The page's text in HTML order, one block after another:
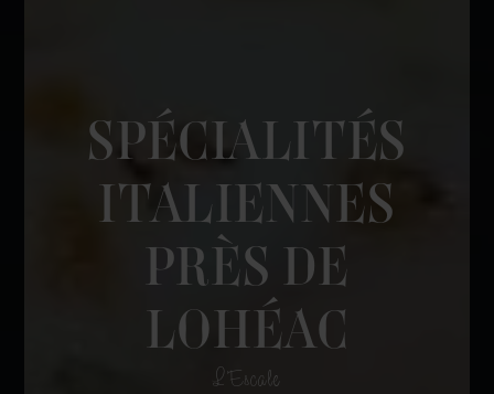
SPÉCIALITÉS
ITALIENNES
PRÈS DE
LOHÉAC
L'Escale